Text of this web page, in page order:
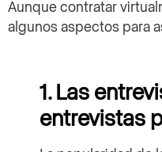
Aunque contratar
algunos aspectos para
1. Las
entrevistas